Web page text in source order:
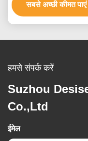
सबसे अच्छी कीमत पाएं
हमसे संपर्क करें
Suzhou
Co.,Ltd
ईमेल